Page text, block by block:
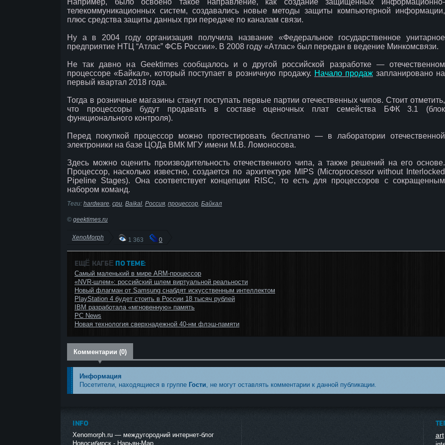
Например, было освоено такое направление, как создание защищенных информационно-
телекоммуникационных систем, создавались новые методы защиты компьютерной информации,
плюс средства защиты данных при передаче по каналам связи.
Ну а в 2004 году организация получила название «Федеральное государственное унитарное
предприятие НТЦ “Атлас” ФСБ России». В 2008 году «Атлас» был передан в ведение Минкомсвязи.
Не так давно на Geektimes сообщалось и о другой российской разработке — отечественном
процессоре «Байкал», который поступает в розничную продажу. Начало продажзапланировано на
первый квартал 2018 года.
Тогда в розничные магазины станут поступать первые партии отечественных чипов. Стоит отметить,
что процессоры будут продавать в составе оценочных плат семейства БФК 3.1 (блок
функционального контроля).
Перед покупкой процессор можно протестировать бесплатно — в лаборатории отечественной
электроники на базе ЦОДа ВМК МГУ имени М.В. Ломоносова.
Здесь можно оценить производительность отечественного чипа, а также решений на его основе.
Процессор, насколько известно, создается по архитектуре MIPS (Microprocessor without Interlocked
Pipeline Stages). Она соответствует концепции RISC, то есть для процессоров с сокращенным
набором команд.
Теги: hardware cpu Baikal Россия процессор Байкал
© geektimes.ru
XenoMorph 1 363 0
ЕЩЁ КАГБΕ ПО ТЕМЕ:
Самый маленький в мире ARM-процессор
«NVR-шлем»: российский шлем виртуальной реальности
Новый флагман от Samsung снабдят искусственным интеллектом
PlayStation 4 будет стоить в России 18 тысяч рублей
IBM разработала «мгновенную» память
PC News
Новая технология сверхнадежной 40-нм флэш-памяти
Комментарии (0)
Информация
Посетители, находящиеся в группе Гости , не могут оставлять комментарии к данной публикации.
INFO
Xenomorph.ru — междугородний интернет-блог
Новосибирск - Нарьян-Мар
art